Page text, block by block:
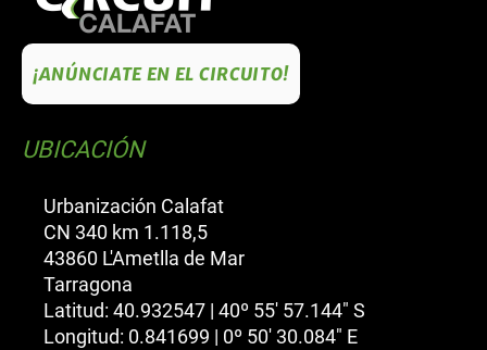
¡ANÚNCIATE EN EL CIRCUITO!
UBICACIÓN
Urbanización Calafat
CN 340 km 1.118,5
43860 L'Ametlla de Mar
Tarragona
Latitud: 40.932547 | 40º 55' 57.144" S
Longitud: 0.841699 | 0º 50' 30.084" E